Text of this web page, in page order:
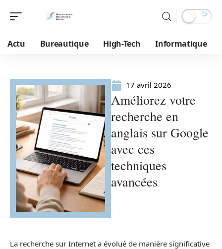
Actu Bureautique High-Tech Informatique
17 avril 2026
Améliorez votre
recherche en
anglais sur Google
avec ces
techniques
avancées
La recherche sur Internet a évolué de manière significative